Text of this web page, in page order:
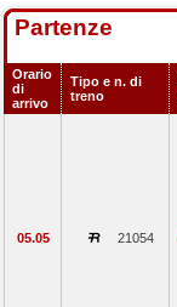
Partenze
Orario
di
arrivo
Tipo e n. di
treno
05.05 21054